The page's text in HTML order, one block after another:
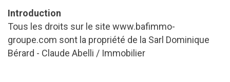
Introduction
Tous les droits sur le site www.bafimmo-
groupe.com sont la propriété de la Sarl Dominique
Bérard - Claude Abelli / Immobilier